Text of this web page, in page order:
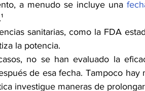
a menudo se incluye una
.¹
sanitarias, como la FDA
la potencia.
no se han evaluado la
de esa fecha. Tampoco
investigue maneras de